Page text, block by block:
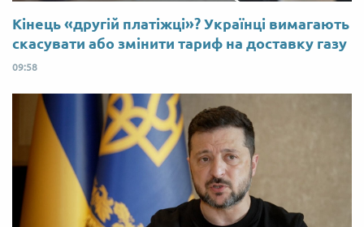
Кінець «другій платіжці»? Українці вимагають
скасувати або змінити тариф на доставку газу
09:58